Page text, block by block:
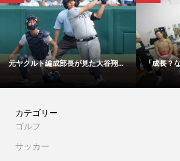
た大谷翔... 「成長？ない。練習量が少ないん...
カテゴリー
ゴルフ
サッカー